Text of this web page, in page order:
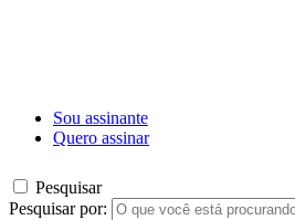
Sou assinante
Quero assinar
Pesquisar
Pesquisar por: